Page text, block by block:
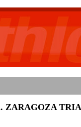
ZARAGOZA